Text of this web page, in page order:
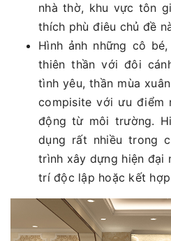
nhà thờ, khu vực tôn
thích phù điêu chủ đề
Hình ảnh những cô
thiên thần với đôi
tình yêu, thần mùa
compisite với ưu điểm
động từ môi trường.
dụng rất nhiều trong
trình xây dựng hiện đại
trí độc lập hoặc kết